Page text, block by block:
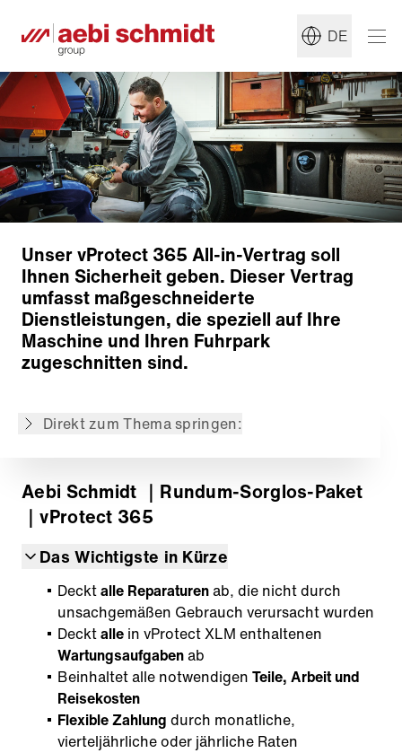
DE
Unser vProtect 365 All-in-Vertrag soll
Ihnen Sicherheit geben. Dieser Vertrag
umfasst maßgeschneiderte
Dienstleistungen, die speziell auf Ihre
Maschine und Ihren Fuhrpark
zugeschnitten sind.
Direkt zum Thema springen:
Unser Angebot
Zurück zur Übersicht
Aebi Schmidt ｜Rundum-Sorglos-Paket
｜vProtect 365
Das Wichtigste in Kürze
Decktalle Reparaturenab, die nicht durch
unsachgemäßen Gebrauch verursacht wurden
Decktalle in vProtect XLM enthaltenen
Wartungsaufgabenab
Beinhaltet alle notwendigen Teile, Arbeit und
Reisekosten
Flexible Zahlung durch monatliche,
vierteljährliche oder jährliche Raten